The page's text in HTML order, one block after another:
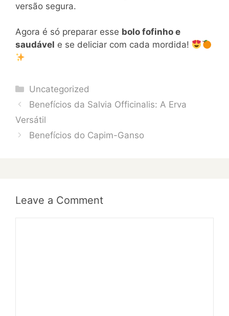
versão segura.
Agora é só preparar esse bolo fofinho e
saudável e se deliciar com cada mordida!
Categories
Uncategorized
Benefícios da Salvia Officinalis: A Erva
Versátil
Benefícios do Capim-Ganso
Leave a Comment